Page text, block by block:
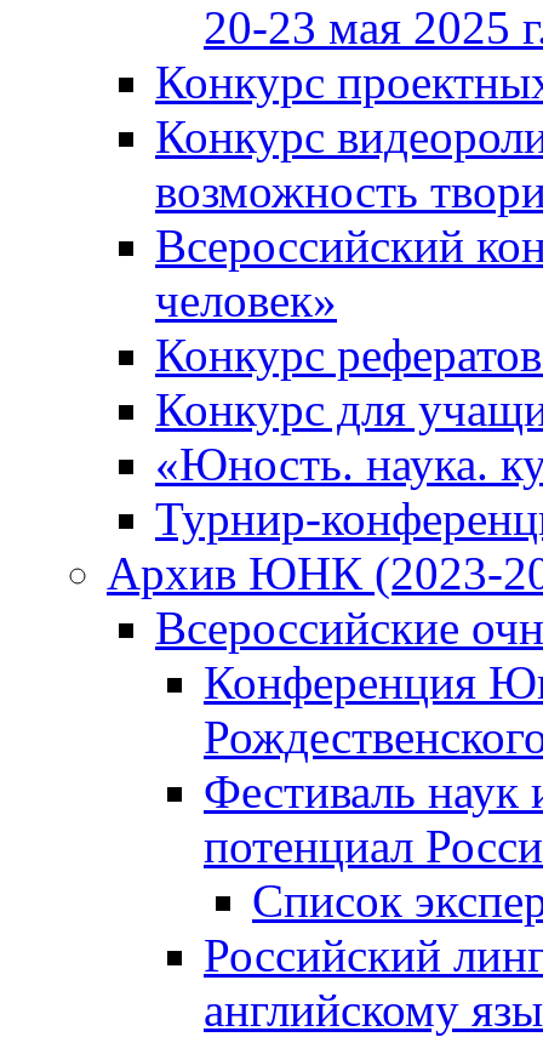
20-23 мая 2025
Конкурс
Конкурс
возможность
Всероссийский
человек»
Конкурс
Конкурс для
«Юность. наука.
Турнир-
Архив ЮНК (2023-
Всероссийские
Конференция
Фестиваль наук
потенциал
Список
Российский
английскому